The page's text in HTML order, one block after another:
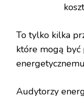
To tylko kilka
które mogą
Audytorzy